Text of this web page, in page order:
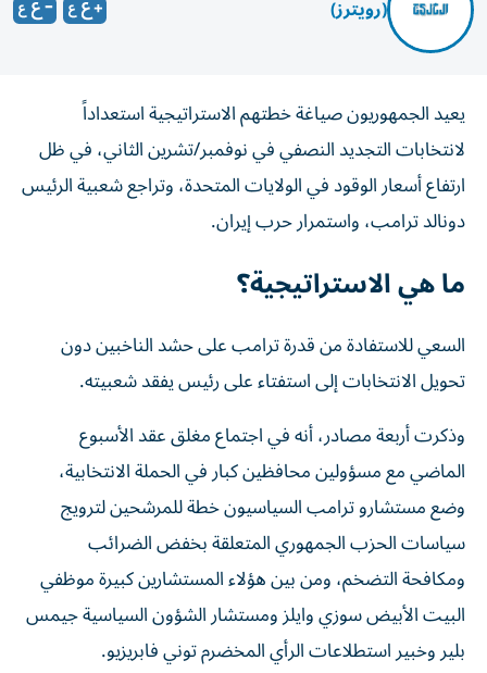
(رويترز)
يعيد الجمهوريون صياغة خطتهم الاستراتيجية استعداداً
لانتخابات التجديد النصفي في نوفمبر/تشرين الثاني، في ظل
ارتفاع أسعار الوقود في الولايات المتحدة، وتراجع شعبية الرئيس
دونالد ترامب، واستمرار حرب إيران.
ما هي الاستراتيجية؟
السعي للاستفادة من قدرة ترامب على حشد الناخبين دون
تحويل الانتخابات إلى استفتاء على رئيس يفقد شعبيته.
وذكرت أربعة مصادر، أنه في اجتماع مغلق عقد ‌الأسبوع
الماضي مع مسؤولين محافظين كبار في الحملة الانتخابية،
وضع مستشارو ترامب السياسيون خطة للمرشحين لترويج
سياسات الحزب الجمهوري المتعلقة بخفض الضرائب
ومكافحة التضخم، ومن ​بين هؤلاء المستشارين كبيرة موظفي
⁠البيت الأبيض سوزي وايلز ومستشار الشؤون السياسية جيمس
بلير وخبير استطلاعات الرأي المخضرم توني فابريزيو.